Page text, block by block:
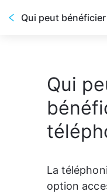
Qui peut
Qui
La
option